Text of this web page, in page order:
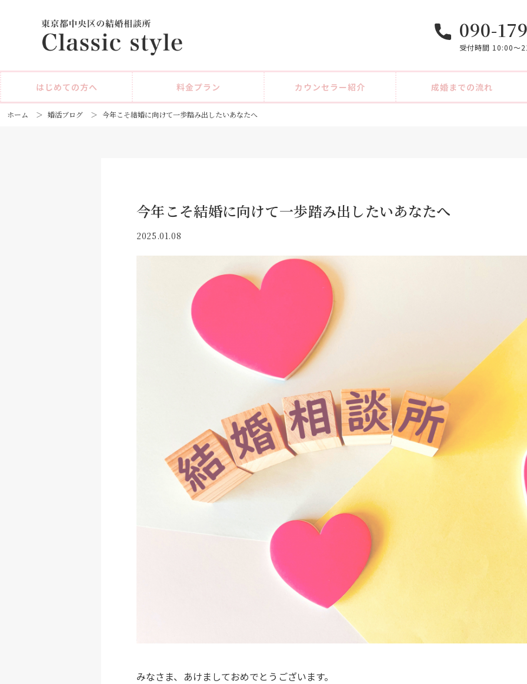
090-
受付時間 10:00〜
はじめての方へ 料金プラン カウンセラー紹介 成婚までの流れ
ホーム ＞ 婚活ブログ ＞ 今年こそ結婚に向けて一歩踏み出したいあなたへ
今年こそ結婚に向けて一歩踏み出したいあなたへ
2025.01.08
みなさま、あけましておめでとうございます。